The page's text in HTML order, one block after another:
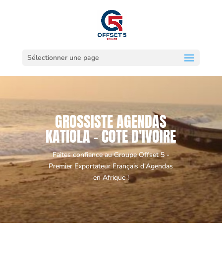
Sélectionner une page
GROSSISTE AGENDAS
KATIOLA - COTE D'IVOIRE
Faites confiance au Groupe Offset 5 -
Premier Exportateur Français d'Agendas
en Afrique !